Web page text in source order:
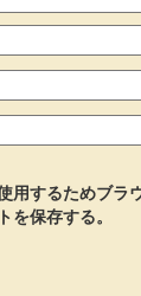
用するためブラ
を保存する。